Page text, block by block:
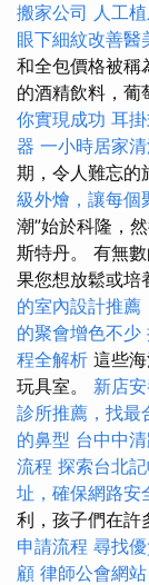
搬家公司 人工
眼下細紋改善醫
和全包價格被稱
的酒精飲料，葡
你實現成功 耳
器 一小時居家
期，令人難忘的
級外燴，讓每個
潮”始於科隆，
斯特丹。 有無
果您想放鬆或培
的室內設計推薦
的聚會增色不少
程全解析 這些
玩具室。 新店
診所推薦，找最
的鼻型 台中中
流程 探索台北
址，確保網路安
利，孩子們在許
申請流程 尋找
顧 律師公會網